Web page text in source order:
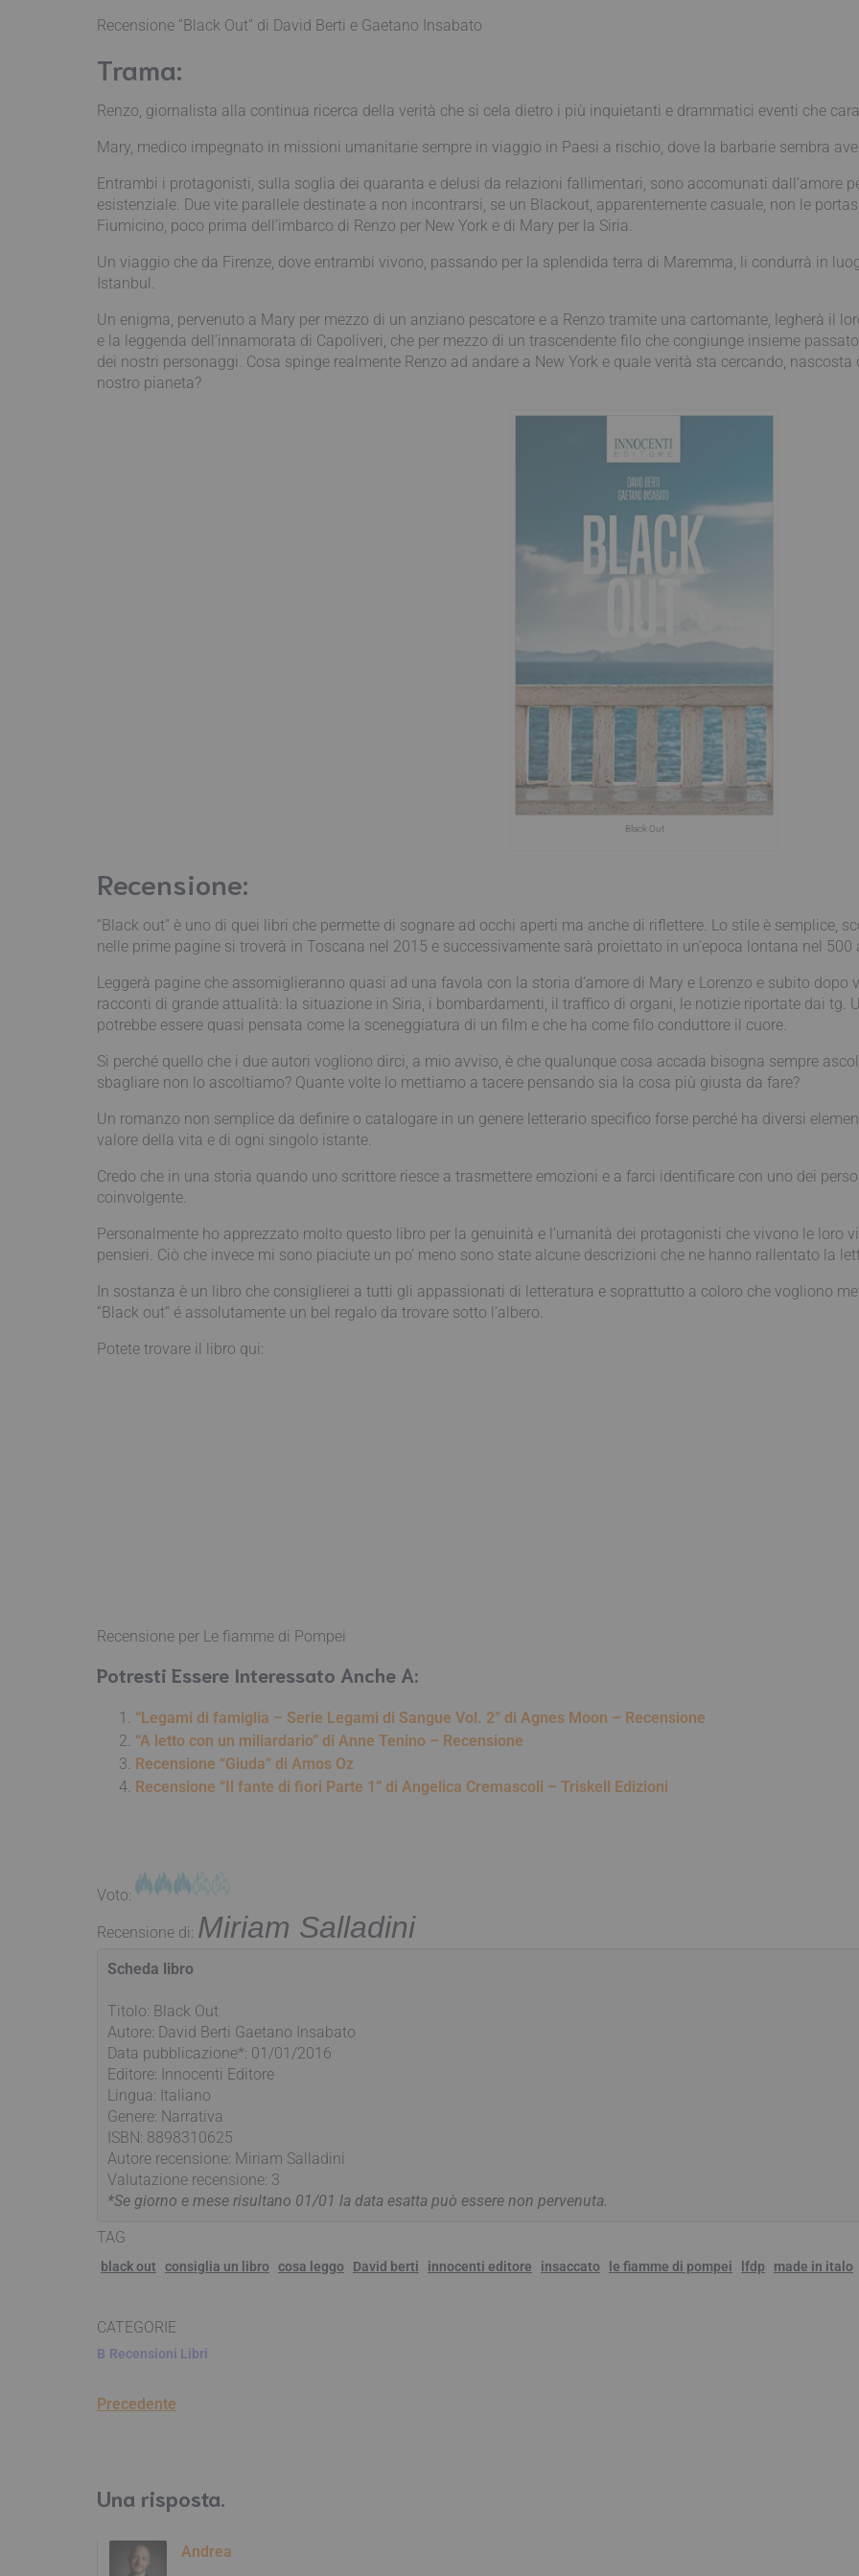
Recensione “Black Out” di David Berti e Gaetano Insabato
Trama:
Renzo, giornalista alla continua ricerca della verità che si cela dietro i più inquietanti e drammatici eventi che
Mary, medico impegnato in missioni umanitarie sempre in viaggio in Paesi a rischio, dove la barbarie sembra
Entrambi i protagonisti, sulla soglia dei quaranta e delusi da relazioni fallimentari, sono accomunati dall’amore
esistenziale. Due vite parallele destinate a non incontrarsi, se un Blackout, apparentemente casuale, non le
Fiumicino, poco prima dell’imbarco di Renzo per New York e di Mary per la Siria.
Un viaggio che da Firenze, dove entrambi vivono, passando per la splendida terra di Maremma, li condurrà in
Istanbul.
Un enigma, pervenuto a Mary per mezzo di un anziano pescatore e a Renzo tramite una cartomante, legherà il
e la leggenda dell’innamorata di Capoliveri, che per mezzo di un trascendente filo che congiunge insieme
dei nostri personaggi. Cosa spinge realmente Renzo ad andare a New York e quale verità sta cercando,
nostro pianeta?
Black Out
Recensione:
“Black out” è uno di quei libri che permette di sognare ad occhi aperti ma anche di riflettere. Lo stile è semplice,
nelle prime pagine si troverà in Toscana nel 2015 e successivamente sarà proiettato in un’epoca lontana nel 500
Leggerà pagine che assomiglieranno quasi ad una favola con la storia d’amore di Mary e Lorenzo e subito
racconti di grande attualità: la situazione in Siria, i bombardamenti, il traffico di organi, le notizie riportate dai tg.
potrebbe essere quasi pensata come la sceneggiatura di un film e che ha come filo conduttore il cuore.
Si perché quello che i due autori vogliono dirci, a mio avviso, è che qualunque cosa accada bisogna sempre
sbagliare non lo ascoltiamo? Quante volte lo mettiamo a tacere pensando sia la cosa più giusta da fare?
Un romanzo non semplice da definire o catalogare in un genere letterario specifico forse perché ha diversi
valore della vita e di ogni singolo istante.
Credo che in una storia quando uno scrittore riesce a trasmettere emozioni e a farci identificare con uno dei
coinvolgente.
Personalmente ho apprezzato molto questo libro per la genuinità e l’umanità dei protagonisti che vivono le loro
pensieri. Ciò che invece mi sono piaciute un po’ meno sono state alcune descrizioni che ne hanno rallentato la
In sostanza è un libro che consiglierei a tutti gli appassionati di letteratura e soprattutto a coloro che vogliono
“Black out” é assolutamente un bel regalo da trovare sotto l’albero.
Potete trovare il libro qui:
Recensione per Le fiamme di Pompei
Potresti Essere Interessato Anche A:
“Legami di famiglia – Serie Legami di Sangue Vol. 2” di Agnes Moon – Recensione
“A letto con un miliardario” di Anne Tenino – Recensione
Recensione “Giuda” di Amos Oz
Recensione “Il fante di fiori Parte 1” di Angelica Cremascoli – Triskell Edizioni
Voto:
Recensione di: Miriam Salladini
Scheda libro
Titolo: Black Out
Autore: David Berti Gaetano Insabato
Data pubblicazione*: 01/01/2016
Editore: Innocenti Editore
Lingua: Italiano
Genere: Narrativa
ISBN: 8898310625
Autore recensione: Miriam Salladini
Valutazione recensione: 3
*Se giorno e mese risultano 01/01 la data esatta può essere non pervenuta.
TAG
black out consiglia un libro cosa leggo David berti innocenti editore insaccato le fiamme di pompei lfdp made in italo
CATEGORIE
B Recensioni Libri
Precedente
Una risposta.
Andrea